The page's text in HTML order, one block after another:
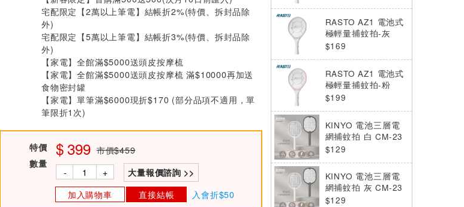
宅配限定【2萬以上筆電】結帳折2%(特價、拆封品除
外)
宅配限定【5萬以上筆電】結帳折3%(特價、拆封品除
外)
【家電】全館滿$5000送頭皮按摩梳
【家電】全館滿$5000送頭皮按摩梳 滿$10000再加送
食物密封罐
【家電】單筆滿$6000現折$170 (部分品項不適用，單
筆限折1次)
特價 399 市價$459
數量
- + 大量報價諮詢 >>
加入購物車 直接結帳 入會折$50
*庫存數量：網路訂購(0)、少量庫存
(1~2)、現貨充足(3以上)。
*門市庫存以店內實際數量為準，可使
用專人服務或撥打門市電話洽詢。
RASTO AZ1 電池式
極輕量捕蚊拍-灰
$169
RASTO AZ1 電池式
極輕量捕蚊拍-粉
$199
KINYO 電池三層電
網捕蚊拍 白 CM-23
10W
$129
KINYO 電池三層電
網捕蚊拍 灰 CM-23
10GY
$129